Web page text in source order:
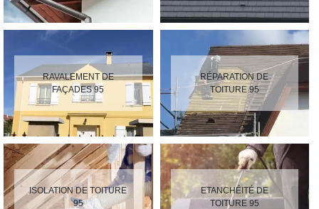
RAVALEMENT DE
FAÇADES 95
RÉPARATION DE
TOITURE 95
ISOLATION DE TOITURE
95
ETANCHÉITÉ DE
TOITURE 95